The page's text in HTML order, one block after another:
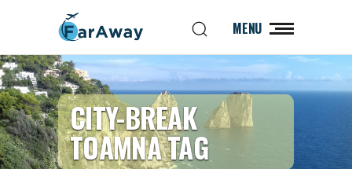
MENU
CITY-BREAK
TOAMNA TAG